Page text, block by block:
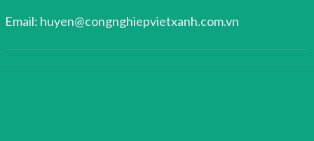
Email: huyen@congnghiepvietxanh.com.vn